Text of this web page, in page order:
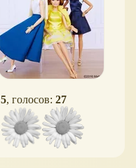
5, голосов: 27